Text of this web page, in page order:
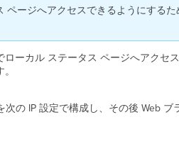
ページへアクセスできるようにする
ーカル ステータス ページへアク
の IP 設定で構成し、その後 Web ブ